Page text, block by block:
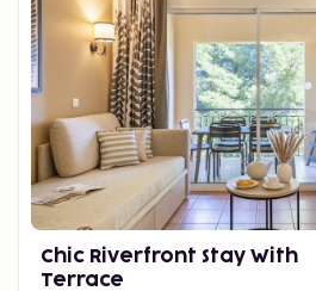
Chic Riverfront Stay With
Terrace